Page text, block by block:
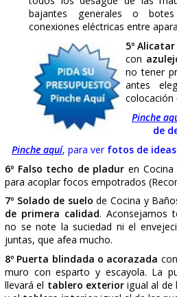
3º Abrir rozasen paredes y
instalaciones necesarias.
4º Hacer instalaciones de:
- Electricidadcompleta (
independientespara
vivienda, cable libre de
mecanismos elegidos).
- Fontanería
completa
para cocina, baños y
así como tramo general
hablando con la
cambiarla).
- Calefacción para
tuberíamulticapa,
mejor de aluminio
ambienteo llaves
lleva caldera de Gas,
Duvall; decondensación).